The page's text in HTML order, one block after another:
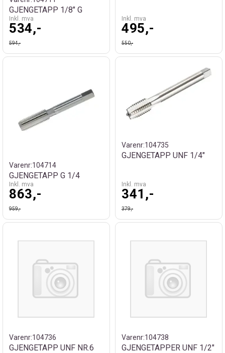
GJENGETAPP 1/8" G
Inkl. mva
534,-
594,-
Inkl. mva
495,-
550,-
Varenr:104714
GJENGETAPP G 1/4
Inkl. mva
863,-
959,-
Varenr:104735
GJENGETAPP UNF 1/4"
Inkl. mva
341,-
379,-
Varenr:104736
GJENGETAPP UNF NR.6
Varenr:104738
GJENGETAPPER UNF 1/2"